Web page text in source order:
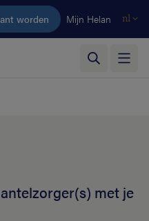
worden Mijn Helan nl
met je